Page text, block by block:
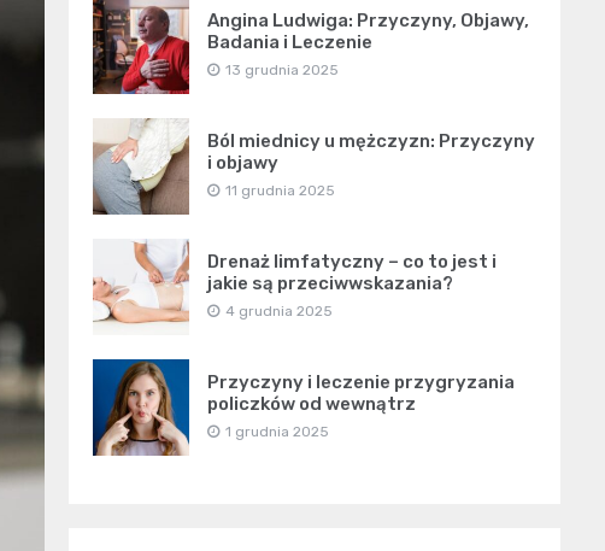
Angina Ludwiga: Przyczyny, Objawy,
Badania i Leczenie
13 grudnia 2025
Ból miednicy u mężczyzn: Przyczyny
i objawy
11 grudnia 2025
Drenaż limfatyczny – co to jest i
jakie są przeciwwskazania?
4 grudnia 2025
Przyczyny i leczenie przygryzania
policzków od wewnątrz
1 grudnia 2025